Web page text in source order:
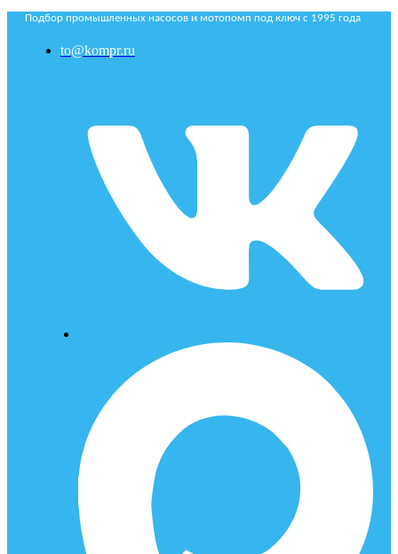
Подбор промышленных насосов и мотопомп под ключ с 1995 года
to@kompr.ru